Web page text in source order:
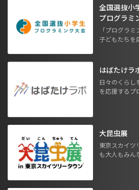
全国選抜小
プログラミ
「プログラ
子どもたちを
はばたけラ
日々のくらし
を応援するプ
大昆虫展
東京スカイツ
も大人もみん